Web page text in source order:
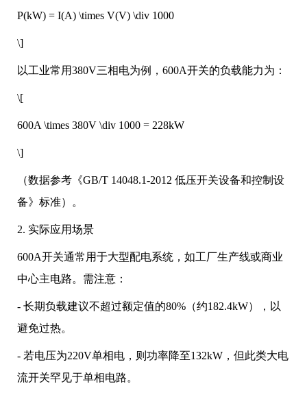
P(kW) = I(A) \times V(V) \div 1000
\]
以工业常用380V三相电为例，600A开关的负载能力为：
\[
600A \times 380V \div 1000 = 228kW
\]
（数据参考《GB/T 14048.1-2012 低压开关设备和控制设
备》标准）。
2. 实际应用场景
600A开关通常用于大型配电系统，如工厂生产线或商业
中心主电路。需注意：
- 长期负载建议不超过额定值的80%（约182.4kW），以
避免过热。
- 若电压为220V单相电，则功率降至132kW，但此类大电
流开关罕见于单相电路。